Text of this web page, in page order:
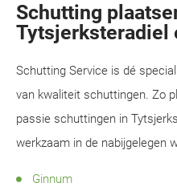
Schutting
Tytsjerksteradiel
Schutting Service is dé
van kwaliteit schuttingen. Zo
passie schuttingen in
werkzaam in de nabijgelegen
Ginnum